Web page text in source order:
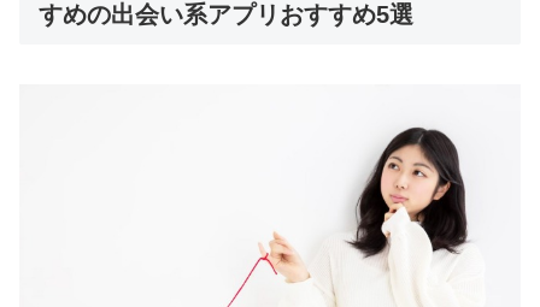
すめの出会い系アプリおすすめ5選